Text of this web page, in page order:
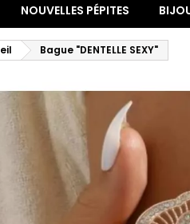
NOUVELLES PÉPITES
Bague "DENTELLE SEXY"